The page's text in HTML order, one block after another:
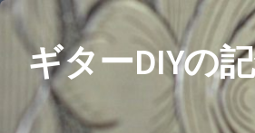
コンテンツへスキップ
ギターDIYの